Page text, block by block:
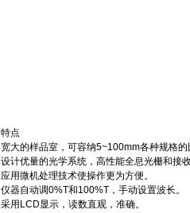
特点
宽大的样品室，可容纳5~100mm各种规格的
设计优量的光学系统，高性能全息光栅和接
应用微机处理技术使操作更为方便。
仪器自动调0%T和100%T ，手动设置波长。
采用 LCD显示，读数直观，准确。